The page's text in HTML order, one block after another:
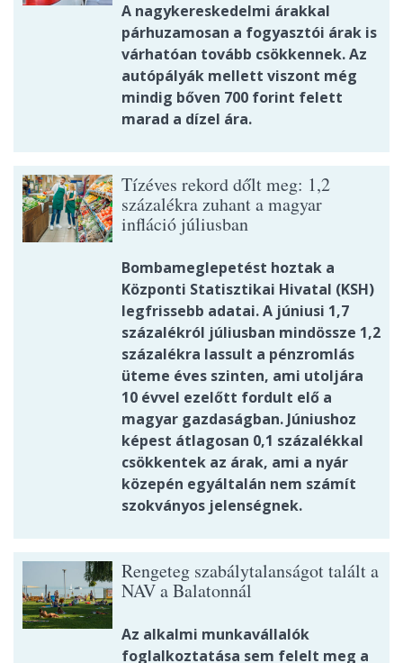
A nagykereskedelmi árakkal
párhuzamosan a fogyasztói árak is
várhatóan tovább csökkennek. Az
autópályák mellett viszont még
mindig bőven 700 forint felett
marad a dízel ára.
Tízéves rekord dőlt meg: 1,2
százalékra zuhant a magyar
infláció júliusban
Bombameglepetést hoztak a
Központi Statisztikai Hivatal (KSH)
legfrissebb adatai. A júniusi 1,7
százalékról júliusban mindössze 1,2
százalékra lassult a pénzromlás
üteme éves szinten, ami utoljára
10 évvel ezelőtt fordult elő a
magyar gazdaságban. Júniushoz
képest átlagosan 0,1 százalékkal
csökkentek az árak, ami a nyár
közepén egyáltalán nem számít
szokványos jelenségnek.
Rengeteg szabálytalanságot talált a
NAV a Balatonnál
Az alkalmi munkavállalók
foglalkoztatása sem felelt meg a